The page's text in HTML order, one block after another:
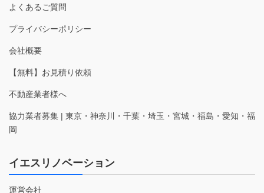
よくあるご質問
プライバシーポリシー
会社概要
【無料】お見積り依頼
不動産業者様へ
協力業者募集 | 東京・神奈川・千葉・埼玉・宮城・福島・愛知・福
岡
イエスリノベーション
運営会社